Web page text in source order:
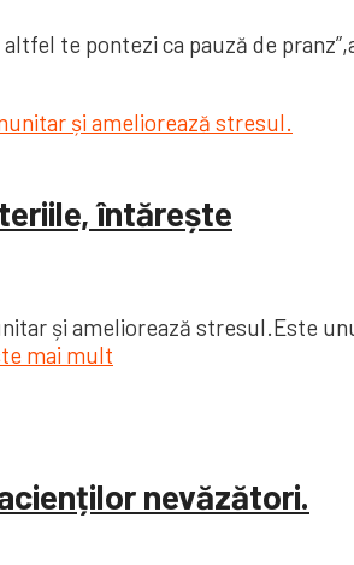
te pontezi ca pauză de
întărește
și ameliorează stresul.Este
mai mult
nevăzători.